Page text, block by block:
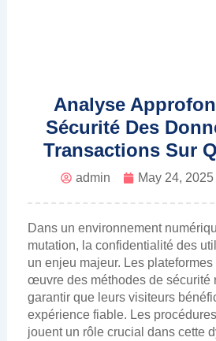
Analyse
Sécurité Des
Transactions Sur
admin May 24, 2025
Dans un environnement
mutation, la confidentialité des
un enjeu majeur. Les
œuvre des méthodes de sécurité
garantir que leurs visiteurs
expérience fiable. Les
jouent un rôle crucial dans cette